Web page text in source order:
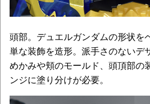
頭部。デュエルガンダムの形状を
単な装飾を造形。派手さのないデ
めかみや頬のモールド、頭頂部の
ンジに塗り分けが必要。